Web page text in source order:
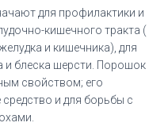
для профилактики и
кишечного тракта (
и кишечника), для
и блеска шерсти. Порошок
свойством; его
и для борьбы с